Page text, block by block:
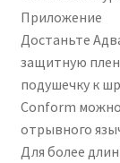
Приложение
Достаньте
защитную
подушечку к
Conform можно
отрывного
Для более